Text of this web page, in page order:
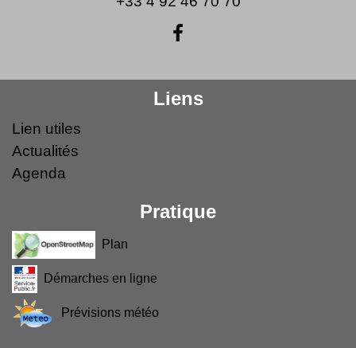
Liens
Lien utiles
Actualités
Agenda
Pratique
Plan
Démarches en ligne
Prévisions météo